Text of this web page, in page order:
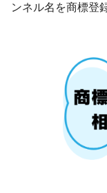
ンネル名を商標登